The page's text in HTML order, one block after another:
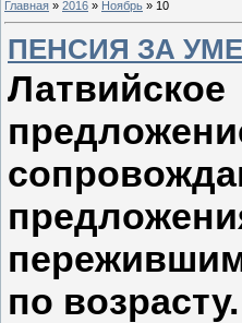
Главная » 2016 » Ноябрь » 10
ПЕНСИЯ ЗА
по возрасту.